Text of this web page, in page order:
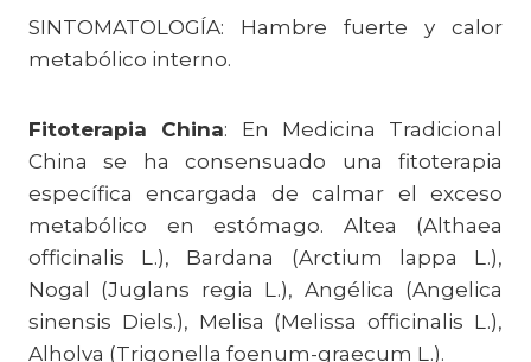
SINTOMATOLOGÍA: Hambre fuerte y calor
metabólico interno.
Fitoterapia China: En Medicina Tradicional
China se ha consensuado una fitoterapia
específica encargada de calmar el exceso
metabólico en estómago. Altea (Althaea
officinalis L.), Bardana (Arctium lappa L.),
Nogal (Juglans regia L.), Angélica (Angelica
sinensis Diels.), Melisa (Melissa officinalis L.),
Alholva (Trigonella foenum-graecum L.).